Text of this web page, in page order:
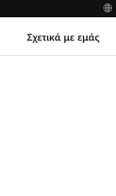
Σχετικά με εμάς